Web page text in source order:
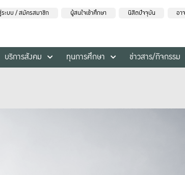
ระบบ / สมัครสมาชิก ผู้สนใจเข้าศึกษา นิสิตปัจจุบัน อา
บริการสังคม ทุนการศึกษา ข่าวสาร/กิจกรรม